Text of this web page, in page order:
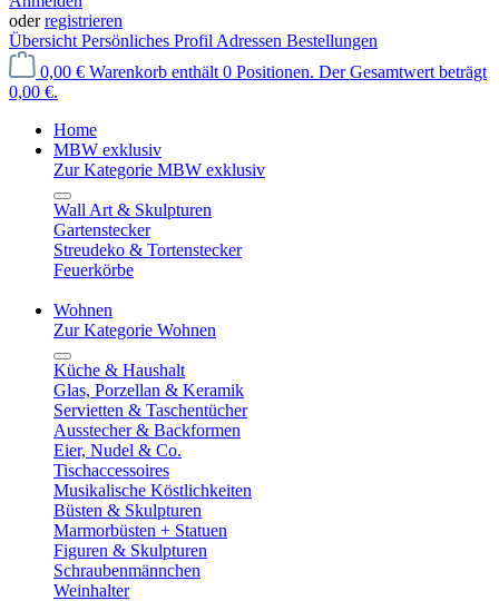
oderregistrieren
Übersicht Persönliches Profil Adressen Bestellungen
0,00 € Warenkorb enthält 0 Positionen. Der Gesamtwert beträgt
0,00 €.
Home
MBW exklusiv
Zur Kategorie MBW exklusiv
Wall Art & Skulpturen
Gartenstecker
Streudeko & Tortenstecker
Feuerkörbe
Wohnen
Zur Kategorie Wohnen
Küche & Haushalt
Glas, Porzellan & Keramik
Servietten & Taschentücher
Ausstecher & Backformen
Eier, Nudel & Co.
Tischaccessoires
Musikalische Köstlichkeiten
Büsten & Skulpturen
Marmorbüsten + Statuen
Figuren & Skulpturen
Schraubenmännchen
Weinhalter